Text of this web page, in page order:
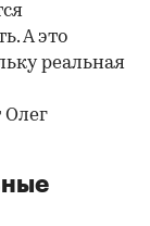
А это
реальная
Олег